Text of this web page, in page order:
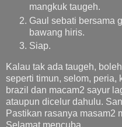
mangkuk taugeh.
Gaul sebati bersama
bawang hiris.
Siap.
Kalau tak ada taugeh,
seperti timun, selom, peria,
brazil dan macam2 sayur
ataupun dicelur dahulu.
Pastikan rasanya masam2